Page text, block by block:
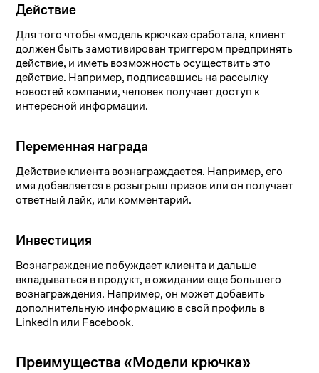
Действие
Для того чтобы «модель крючка» сработала, клиент
должен быть замотивирован триггером предпринять
действие, и иметь возможность осуществить это
действие. Например, подписавшись на рассылку
новостей компании, человек получает доступ к
интересной информации.
Переменная награда
Действие клиента вознаграждается. Например, его
имя добавляется в розыгрыш призов или он получает
ответный лайк, или комментарий.
Инвестиция
Вознаграждение побуждает клиента и дальше
вкладываться в продукт, в ожидании еще большего
вознаграждения. Например, он может добавить
дополнительную информацию в свой профиль в
LinkedIn или Facebook.
Преимущества «Модели крючка»